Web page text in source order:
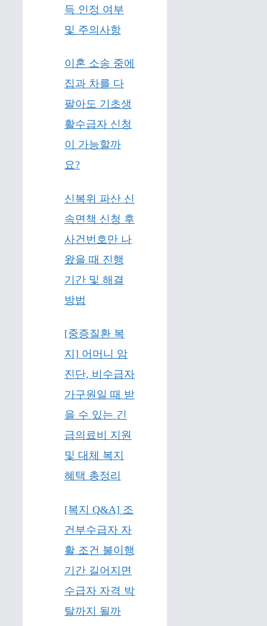
득 인정 여부
및 주의사항
이혼 소송 중에
집과 차를 다
팔아도 기초생
활수급자 신청
이 가능할까
요?
신복위 파산 신
속면책 신청 후
사건번호만 나
왔을 때 진행
기간 및 해결
방법
[중증질환 복
지] 어머니 암
진단, 비수급자
가구원일 때 받
을 수 있는 긴
급의료비 지원
및 대체 복지
혜택 총정리
[복지 Q&A] 조
건부수급자 자
활 조건 불이행
기간 길어지면
수급자 자격 박
탈까지 될까